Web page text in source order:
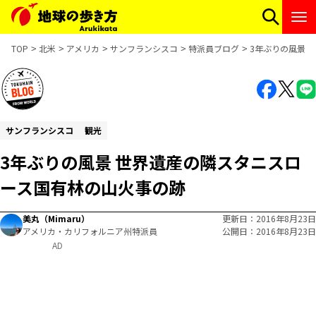
TOP 北米 アメリカ サンフランシスコ 特派員ブログ 3年ぶりの風景
サンフランシスコ 観光
3年ぶりの風景 世界遺産の隣スタニスロ
ース国有林の山火事の跡
美丸（Mimaru）
アメリカ・カリフォルニア州特派員
更新日
2016年8月23日
公開日
2016年8月23日
AD